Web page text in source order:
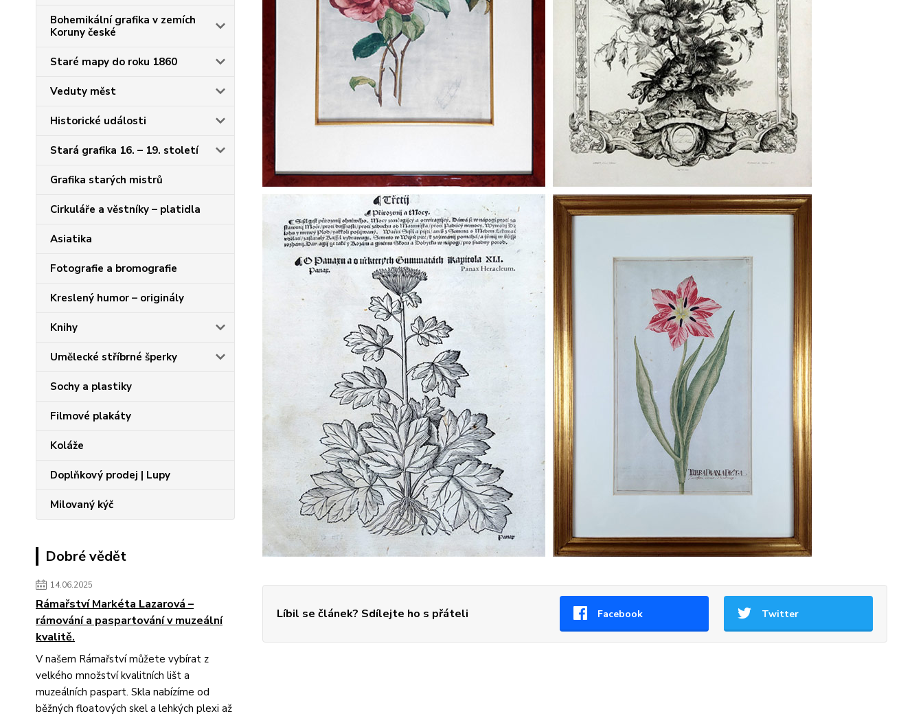
Bohemikální grafika v zemích
Koruny české
Staré mapy do roku 1860
Veduty měst
Historické události
Stará grafika 16. – 19. století
Grafika starých mistrů
Cirkuláře a věstníky – platidla
Asiatika
Fotografie a bromografie
Kreslený humor – originály
Knihy
Umělecké stříbrné šperky
Sochy a plastiky
Filmové plakáty
Koláže
Doplňkový prodej | Lupy
Milovaný kýč
Dobré vědět
14.06.2025
Rámařství Markéta Lazarová –
rámování a paspartování v muzeální
kvalitě.
V našem Rámařství můžete vybírat z
velkého množství kvalitních lišt a
muzeálních paspart. Skla nabízíme od
běžných floatových skel a lehkých plexi až
Líbil se článek? Sdílejte ho s přáteli Facebook Twitter